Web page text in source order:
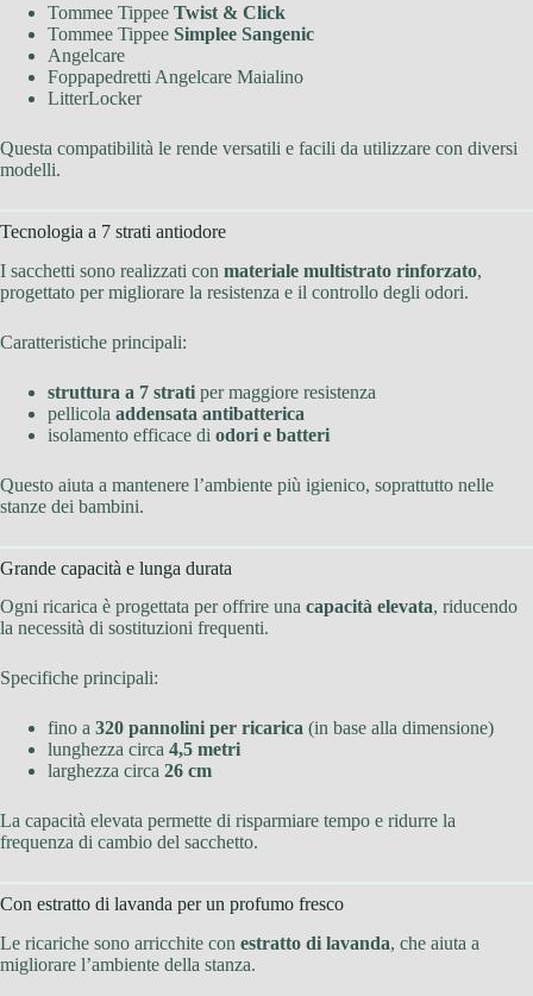
Tommee Tippee Twist & Click
Tommee Tippee Simplee Sangenic
Angelcare
Foppapedretti Angelcare Maialino
LitterLocker
Questa compatibilità le rende versatili e facili da utilizzare con diversi
modelli.
Tecnologia a 7 strati antiodore
I sacchetti sono realizzati con materiale multistrato rinforzato,
progettato per migliorare la resistenza e il controllo degli odori.
Caratteristiche principali:
struttura a 7 strati per maggiore resistenza
pellicola addensata antibatterica
isolamento efficace di odori e batteri
Questo aiuta a mantenere l’ambiente più igienico, soprattutto nelle
stanze dei bambini.
Grande capacità e lunga durata
Ogni ricarica è progettata per offrire una capacità elevata, riducendo
la necessità di sostituzioni frequenti.
Specifiche principali:
fino a 320 pannolini per ricarica (in base alla dimensione)
lunghezza circa 4,5 metri
larghezza circa 26 cm
La capacità elevata permette di risparmiare tempo e ridurre la
frequenza di cambio del sacchetto.
Con estratto di lavanda per un profumo fresco
Le ricariche sono arricchite con estratto di lavanda, che aiuta a
migliorare l’ambiente della stanza.